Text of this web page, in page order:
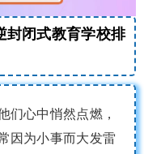
封闭式教育学校排
们心中悄然点燃，
因为小事而大发雷